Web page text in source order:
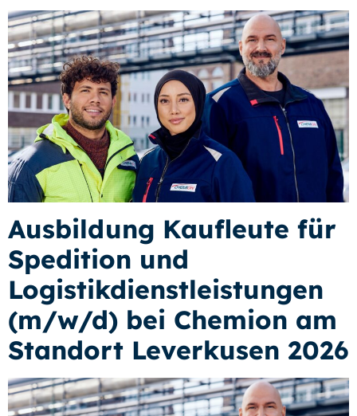
Ausbildung Kaufleute für
Spedition und
Logistikdienstleistungen
(m/w/d) bei Chemion am
Standort Leverkusen 2026